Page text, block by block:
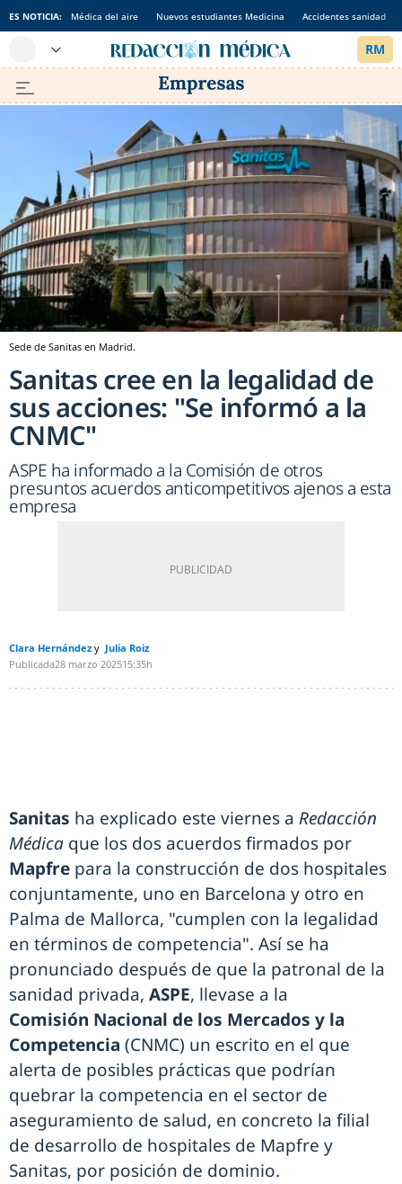
ES NOTICIA: Médica del aire Nuevos estudiantes Medicina Accidentes sanidad
Sede de Sanitas en Madrid.
Sanitas cree en la legalidad de
sus acciones: "Se informó a la
CNMC"
ASPE ha informado a la Comisión de otros
presuntos acuerdos anticompetitivos ajenos a esta
empresa
Clara Hernández
Julia Roiz
Publicada28 marzo 202515:35h
Sanitas ha explicado este viernes a Redacción
Médica que los dos acuerdos firmados por
Mapfre para la construcción de dos hospitales
conjuntamente, uno en Barcelona y otro en
Palma de Mallorca, "cumplen con la legalidad
en términos de competencia". Así se ha
pronunciado después de que la patronal de la
sanidad privada, ASPE, llevase a la
Comisión Nacional de los Mercados y la
Competencia (CNMC) un escrito en el que
alerta de posibles prácticas que podrían
quebrar la competencia en el sector de
aseguramiento de salud, en concreto la filial
de desarrollo de hospitales de Mapfre y
Sanitas, por posición de dominio.